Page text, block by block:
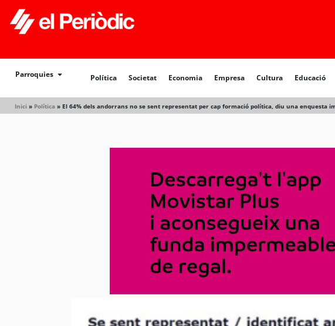
Parroquies Política Societat Economia Empresa Cultura Educació
Inici » Política » El 64% dels andorrans no se sent representat per cap formació política, diu una enquesta